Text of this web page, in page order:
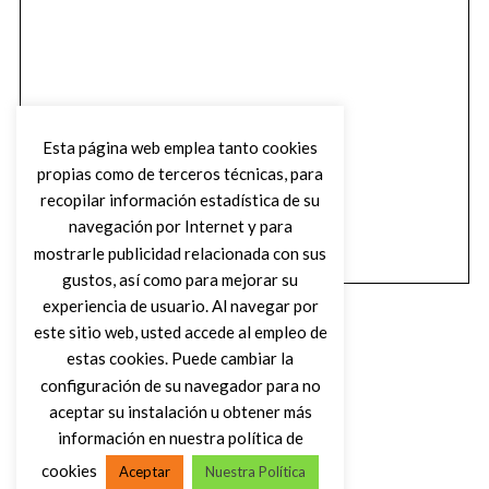
Esta página web emplea tanto cookies
propias como de terceros técnicas, para
recopilar información estadística de su
navegación por Internet y para
mostrarle publicidad relacionada con sus
gustos, así como para mejorar su
experiencia de usuario. Al navegar por
este sitio web, usted accede al empleo de
estas cookies. Puede cambiar la
configuración de su navegador para no
aceptar su instalación u obtener más
información en nuestra política de
cookies
Aceptar Nuestra Política